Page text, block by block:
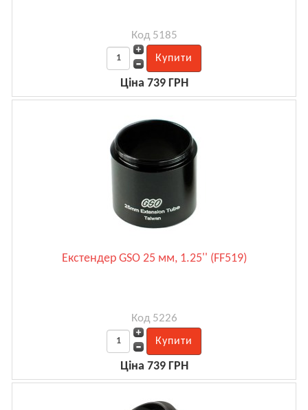
Код 5185
Ціна 739 ГРН
Екстендер GSO 25 мм, 1.25'' (FF519)
Код 5226
Ціна 739 ГРН